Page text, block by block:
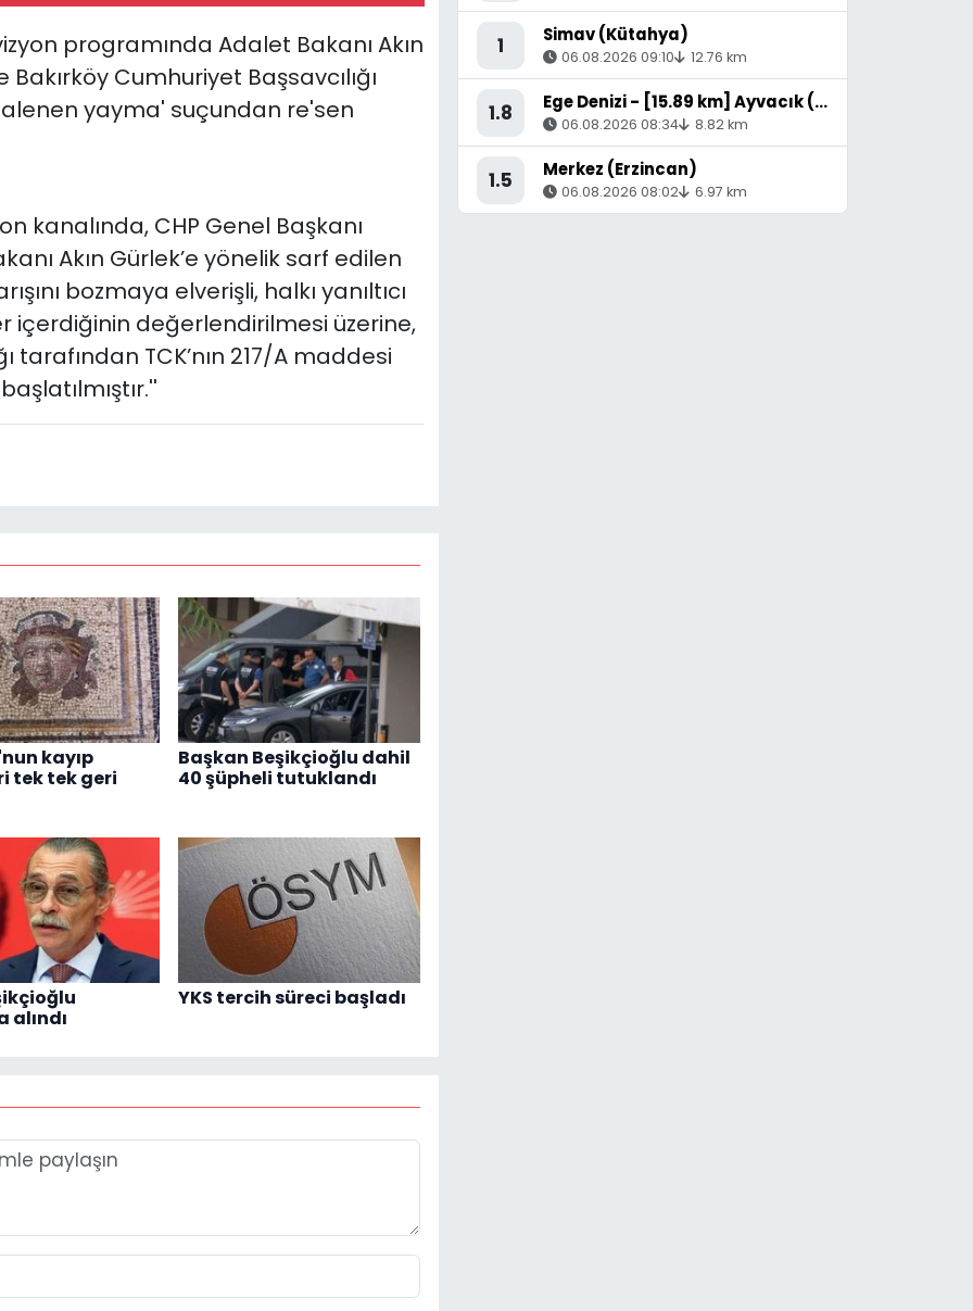
programında Adalet Bakanı Akın
Cumhuriyet Başsavcılığı
alenen yayma' suçundan re'sen
kanalında, CHP Genel Başkanı
Akın Gürlek’e yönelik sarf edilen
bozmaya elverişli, halkı yanıltıcı
içerdiğinin değerlendirilmesi üzerine,
tarafından TCK’nın 217/A maddesi
kayıp
tek tek geri
Başkan Beşikçioğlu dahil
40 şüpheli tutuklandı
alındı
YKS tercih süreci başladı
1 Simav (Kütahya)
06.08.2026 09:10 12.76 km
1.8 Ege Denizi - [15.89 km] Ayvacık (Çanakkale)
06.08.2026 08:34 8.82 km
1.5 Merkez (Erzincan)
06.08.2026 08:02 6.97 km